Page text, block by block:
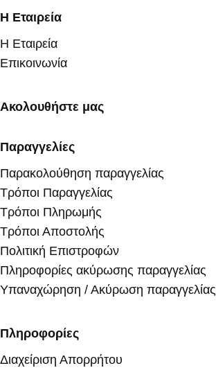
Η Εταιρεία
Η Εταιρεία
Επικοινωνία
Ακολουθήστε μας
Παραγγελίες
Παρακολούθηση παραγγελίας
Τρόποι Παραγγελίας
Τρόποι Πληρωμής
Τρόποι Αποστολής
Πολιτική Επιστροφών
Πληροφορίες ακύρωσης παραγγελίας
Υπαναχώρηση / Ακύρωση παραγγελίας
Πληροφορίες
Διαχείριση Απορρήτου